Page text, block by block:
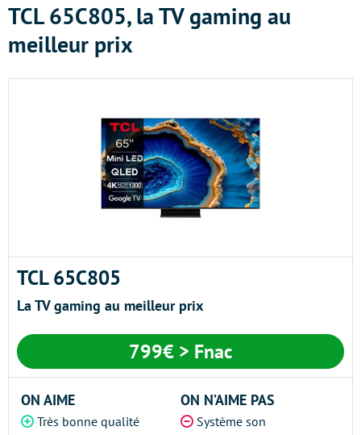
TCL 65C805, la TV gaming au
meilleur prix
TCL 65C805
La TV gaming au meilleur prix
799€ > Fnac
ON AIME
Très bonne qualité
ON N’AIME PAS
Système son